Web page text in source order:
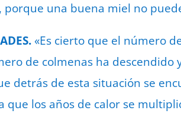
porque una buena miel no
«Es cierto que el número
de colmenas ha descendido
detrás de esta situación se
que los años de calor se